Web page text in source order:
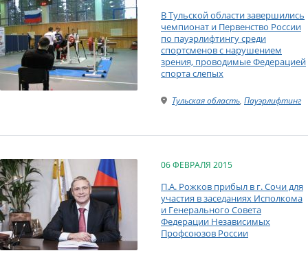
В Тульской области завершились
чемпионат и Первенство России
по пауэрлифтингу среди
спортсменов с нарушением
зрения, проводимые Федерацией
спорта слепых
Тульская область, Пауэрлифтинг
06 ФЕВРАЛЯ 2015
П.А. Рожков прибыл в г. Сочи для
участия в заседаниях Исполкома
и Генерального Совета
Федерации Независимых
Профсоюзов России